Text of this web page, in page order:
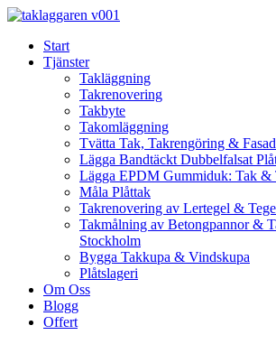
Skip
contentStart
Tjänster
Takläggning
Takrenovering
Takbyte
Takomläggning
Tvätta Tak, Takrengöring &
Lägga Bandtäckt Dubbelfalsat
Lägga EPDM Gummiduk: Tak &
Måla Plåttak
Takrenovering av Lertegel &
Takmålning av Betongpannor &
Stockholm
Bygga Takkupa & Vindskupa
Plåtslageri
Om Oss
Blogg
Offert